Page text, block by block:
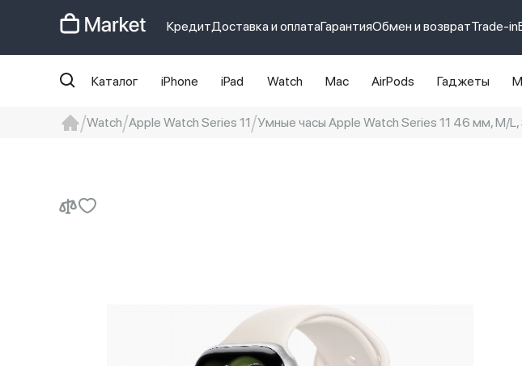
КредитДоставка и оплатаГарантияОбмен и возвратTrade-in
Каталог iPhone iPad Watch Mac AirPods Гаджеты
Watch Apple Watch Series 11 Умные часы Apple Watch Series 11 46 мм, M/